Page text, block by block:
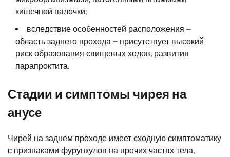
кишечной палочки;
вследствие особенностей расположения –
область заднего прохода – присутствует высокий
риск образования свищевых ходов, развития
парапроктита.
Стадии и симптомы чирея на
анусе
Чирей на заднем проходе имеет сходную симптоматику
с признаками фурункулов на прочих частях тела,